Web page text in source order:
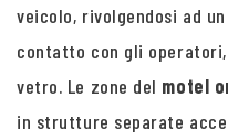
veicolo, rivolgendosi ad
contatto con gli
vetro. Le zone del motel
in strutture separate